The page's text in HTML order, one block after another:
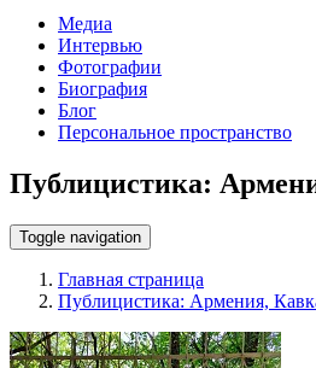
Медиа
Интервью
Фотографии
Биография
Блог
Персональное пространство
Публицистика:
Toggle navigation
Главная страница
Публицистика: Армения,